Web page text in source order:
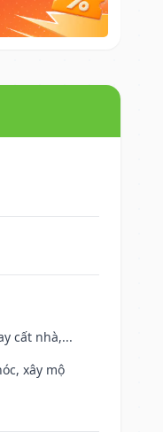
cất nhà,...
xây mộ